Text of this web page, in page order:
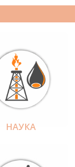
НАУКА